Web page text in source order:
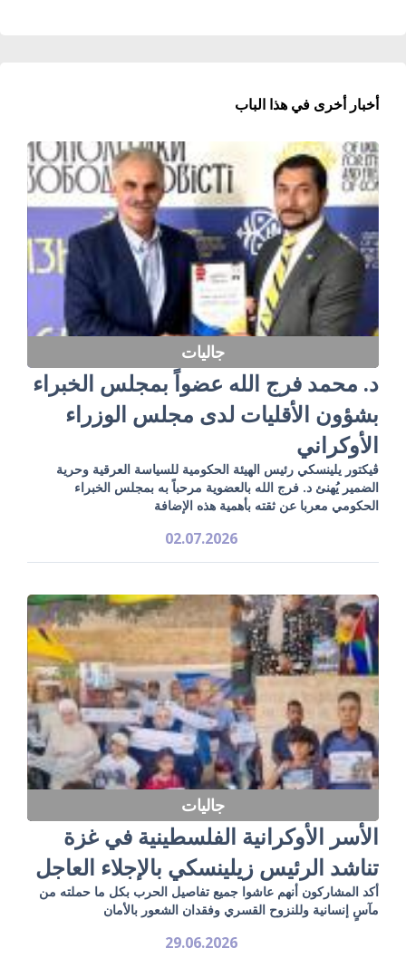
أخبار أخرى في هذا الباب
جاليات
د. محمد فرج الله عضواً بمجلس الخبراء
بشؤون الأقليات لدى مجلس الوزراء
الأوكراني
ڤيكتور يلينسكي رئيس الهيئة الحكومية للسياسة العرقية وحرية
الضمير يُهنئ د. فرج الله بالعضوية مرحباً به بمجلس الخبراء
الحكومي معربا عن ثقته بأهمية هذه الإضافة
02.07.2026
جاليات
الأسر الأوكرانية الفلسطينية في غزة
تناشد الرئيس زيلينسكي بالإجلاء العاجل
أكد المشاركون أنهم عاشوا جميع تفاصيل الحرب بكل ما حملته من
مآسٍ إنسانية وللنزوح القسري وفقدان الشعور بالأمان
29.06.2026